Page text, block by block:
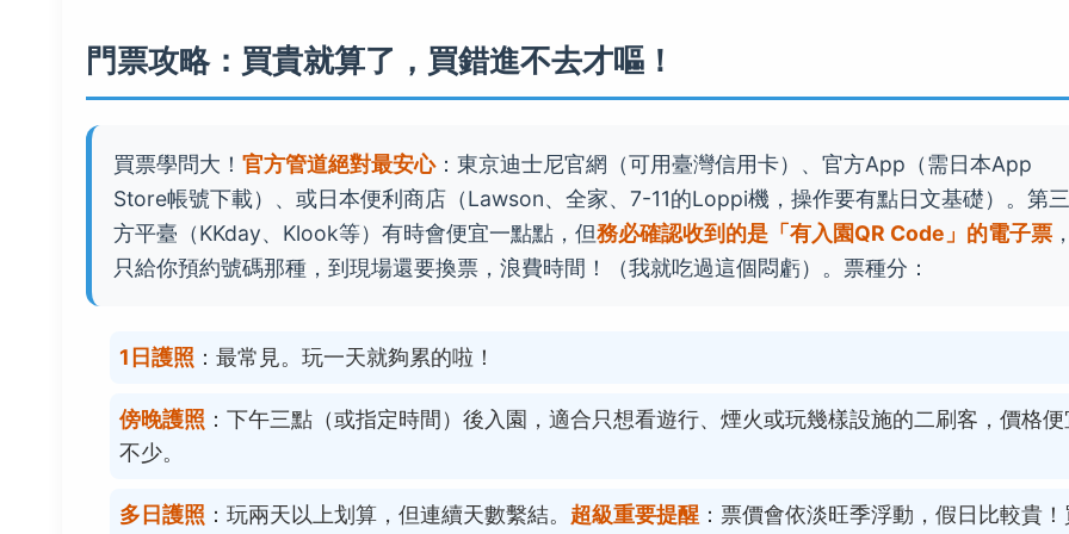
門票攻略：買貴就算了，買錯進不去才嘔！
買票學問大！ 官方管道絕對最安心：東京迪士尼官網（可用臺灣信用卡）、官方App（需日本App
Store帳號下載）、或日本便利商店（Lawson、全家、7-11的Loppi機，操作要有點日文基礎）。第三
方平臺（KKday、Klook等）有時會便宜一點點，但務必確認收到的是「有入園QR Code」的電子票 ，
只給你預約號碼那種，到現場還要換票，浪費時間！（我就吃過這個悶虧）。票種分：
1日護照 ：最常見。玩一天就夠累的啦！
傍晚護照 ：下午三點（或指定時間）後入園，適合只想看遊行、煙火或玩幾樣設施的二刷客，價格便
不少。
多日護照 ：玩兩天以上划算，但連續天數繫結。 超級重要提醒 ：票價會依淡旺季浮動，假日比較貴！